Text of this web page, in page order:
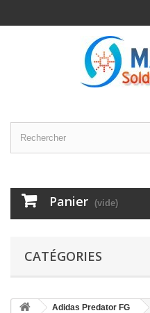
Panier (vide)
CATÉGORIES
Adidas Predator FG